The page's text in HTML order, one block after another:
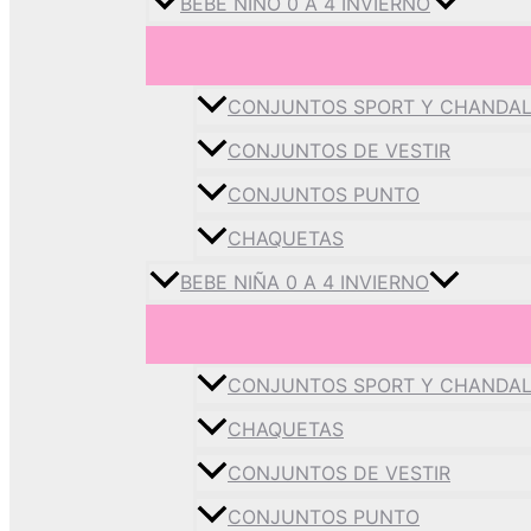
CONJUNTOS SPORT Y
CONJUNTOS DE VESTIR
CONJUNTOS PUNTO
CHAQUETAS
BEBE NIÑA 0 A 4 INVIERNO
CONJUNTOS SPORT Y
CHAQUETAS
CONJUNTOS DE VESTIR
CONJUNTOS PUNTO